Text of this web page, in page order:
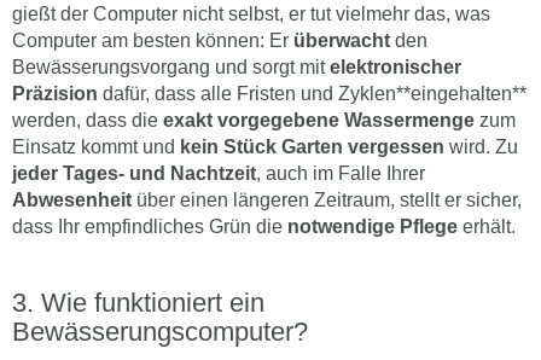
gießt der Computer nicht selbst, er tut vielmehr das, was
Computer am besten können: Er überwacht den
Bewässerungsvorgang und sorgt mitelektronischer
Präzision dafür, dass alle Fristen und Zyklen**eingehalten**
werden, dass die exakt vorgegebene Wassermenge zum
Einsatz kommt und kein Stück Garten vergessen wird. Zu
jeder Tages- und Nachtzeit, auch im Falle Ihrer
Abwesenheit über einen längeren Zeitraum, stellt er sicher,
dass Ihr empfindliches Grün die notwendige Pflege erhält.
Wie funktioniert ein
Bewässerungscomputer?